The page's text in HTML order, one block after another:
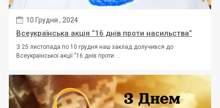
10 Грудня , 2024
Всеукраїнська акція “16 днів проти насильства”
З 25 листопада по 10 грудня наш заклад долучився до
Всеукраїнської акції "16 днів проти ...